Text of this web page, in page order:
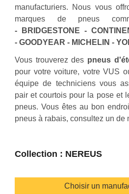
manufacturiers. Nous vous
marques de pneus
- BRIDGESTONE -
- GOODYEAR - MICHELIN -
Vous trouverez des pneus
pour votre voiture, votre VUS
équipe de techniciens vous
pair et courtois pour la pose et
pneus. Vous êtes au bon
pneus à rabais, consultez un de
Collection : NEREUS
Choisir un